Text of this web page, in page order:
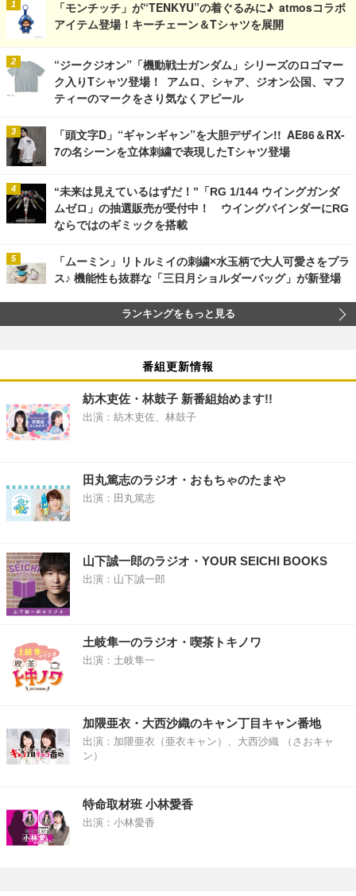
「モンチッチ」が“TENKYU”の着ぐるみに♪ atmosコラボ
アイテム登場！キーチェーン＆Tシャツを展開
“ジークジオン”「機動戦士ガンダム」シリーズのロゴマー
ク入りTシャツ登場！ アムロ、シャア、ジオン公国、マフ
ティーのマークをさり気なくアピール
「頭文字D」“ギャンギャン”を大胆デザイン!! AE86＆RX-
7の名シーンを立体刺繍で表現したTシャツ登場
“未来は見えているはずだ！”「RG 1/144 ウイングガンダ
ムゼロ」の抽選販売が受付中！ ウイングバインダーにRG
ならではのギミックを搭載
「ムーミン」リトルミイの刺繍×水玉柄で大人可愛さをプラ
ス♪ 機能性も抜群な「三日月ショルダーバッグ」が新登場
ランキングをもっと見る
番組更新情報
紡木吏佐・林鼓子 新番組始めます!!
出演：紡木吏佐、林鼓子
田丸篤志のラジオ・おもちゃのたまや
出演：田丸篤志
山下誠一郎のラジオ・YOUR SEICHI BOOKS
出演：山下誠一郎
土岐隼一のラジオ・喫茶トキノワ
出演：土岐隼一
加隈亜衣・大西沙織のキャン丁目キャン番地
出演：加隈亜衣（亜衣キャン）、大西沙織 （さおキャ
ン）
特命取材班 小林愛香
出演：小林愛香